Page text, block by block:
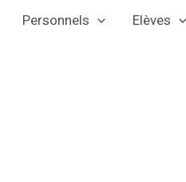
Personnels Elèves